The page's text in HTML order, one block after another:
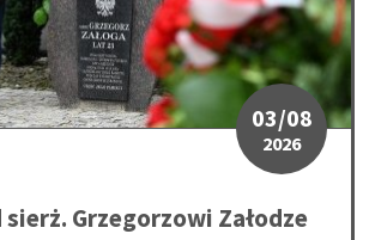
03/08
2026
sierż. Grzegorzowi Załodze